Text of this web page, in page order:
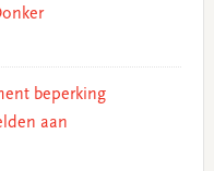
beperking
aan